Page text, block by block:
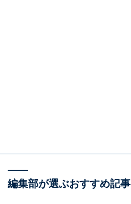
編集部が選ぶおすすめ記事